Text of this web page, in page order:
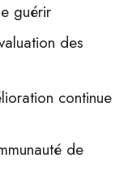
guérir
des
continue
de